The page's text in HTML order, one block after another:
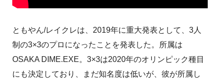
ともやん/レイクレは、2019年に重大発表として、3人
制の3×3のプロになったことを発表した。所属は
OSAKA DIME.EXE。3×3は2020年のオリンピック種目
にも決定しており、まだ知名度は低いが、彼が所属し